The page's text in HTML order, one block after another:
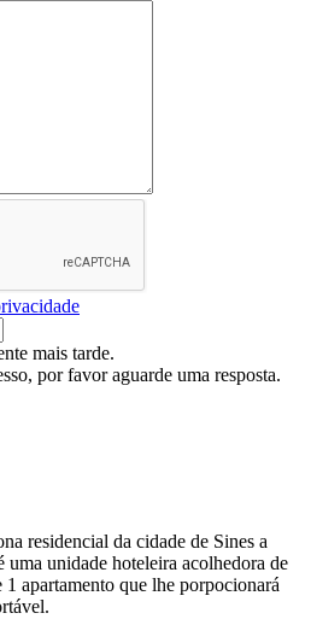
mais tarde.
por favor aguarde uma resposta.
residencial da cidade de Sines a
uma unidade hoteleira acolhedora de
1 apartamento que lhe porpocionará